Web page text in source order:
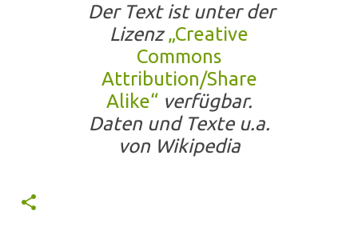
Der Text ist unter der
Lizenz„Creative
Commons
Attribution/Share
Alike“verfügbar.
Daten und Texte u.a.
von Wikipedia